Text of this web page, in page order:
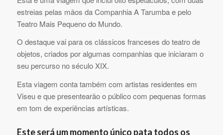
estreias pelas mãos da Companhia A Tarumba e pelo
Teatro Mais Pequeno do Mundo.
O destaque vai para os clássicos franceses do teatro de
objetos, criados por algumas companhias que iniciaram o
seu percurso no século XIX.
Esta viagem conta também com artistas residentes em
Viseu e que presentearão o público com pequenas formas
em tom de experiências artísticas.
Este será um momento único pata todos os